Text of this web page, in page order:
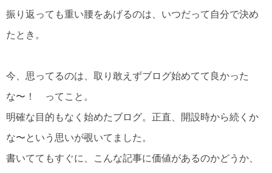
振り返っても重い腰をあげるのは、いつだって自分で決め
たとき。
今、思ってるのは、取り敢えずブログ始めてて良かった
な〜！ ってこと。
明確な目的もなく始めたブログ。正直、開設時から続くか
な〜という思いが覗いてました。
書いててもすぐに、こんな記事に価値があるのかどうか、